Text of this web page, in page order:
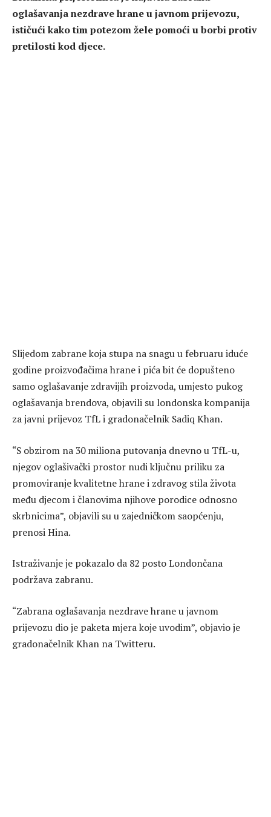
oglašavanja nezdrave hrane u javnom prijevozu,
ističući kako tim potezom žele pomoći u borbi protiv
pretilosti kod djece.
Slijedom zabrane koja stupa na snagu u februaru iduće
godine proizvođačima hrane i pića bit će dopušteno
samo oglašavanje zdravijih proizvoda, umjesto pukog
oglašavanja brendova, objavili su londonska kompanija
za javni prijevoz TfL i gradonačelnik Sadiq Khan.
“S obzirom na 30 miliona putovanja dnevno u TfL-u,
njegov oglašivački prostor nudi ključnu priliku za
promoviranje kvalitetne hrane i zdravog stila života
među djecom i članovima njihove porodice odnosno
skrbnicima”, objavili su u zajedničkom saopćenju,
prenosi Hina.
Istraživanje je pokazalo da 82 posto Londončana
podržava zabranu.
“Zabrana oglašavanja nezdrave hrane u javnom
prijevozu dio je paketa mjera koje uvodim”, objavio je
gradonačelnik Khan na Twitteru.